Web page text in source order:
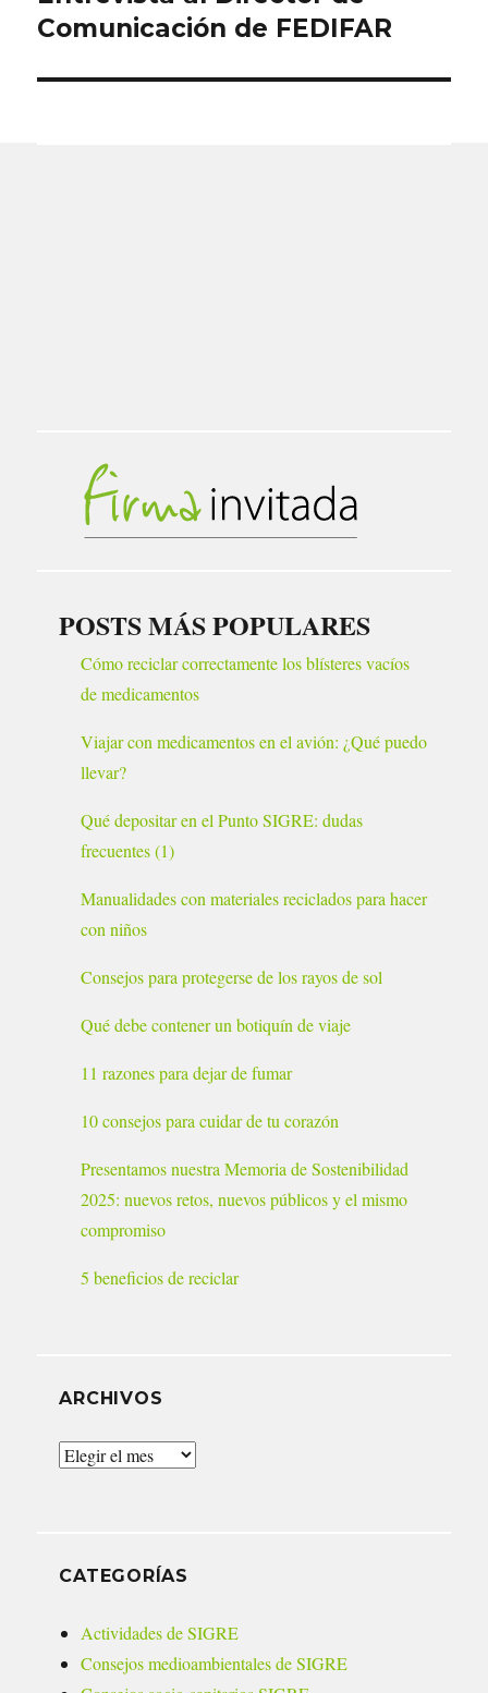
siguiente:
Comunicación de FEDIFAR
POSTS MÁS POPULARES
Cómo reciclar correctamente los blísteres vacíos
de medicamentos
Viajar con medicamentos en el avión: ¿Qué puedo
llevar?
Qué depositar en el Punto SIGRE: dudas
frecuentes (1)
Manualidades con materiales reciclados para hacer
con niños
Consejos para protegerse de los rayos de sol
Qué debe contener un botiquín de viaje
11 razones para dejar de fumar
10 consejos para cuidar de tu corazón
Presentamos nuestra Memoria de Sostenibilidad
2025: nuevos retos, nuevos públicos y el mismo
compromiso
5 beneficios de reciclar
ARCHIVOS
Archivos
CATEGORÍAS
Actividades de SIGRE
Consejos medioambientales de SIGRE